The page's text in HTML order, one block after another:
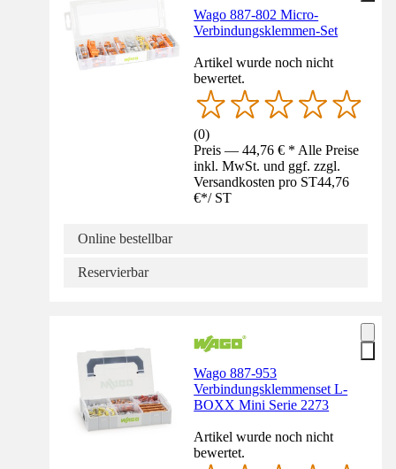
Wago 887-802 Micro-
Verbindungsklemmen-Set
Artikel wurde noch nicht
bewertet.
(0)
Preis — 44,76 € * Alle Preise
inkl. MwSt. und ggf. zzgl.
Versandkosten pro ST44,76
€*/ ST
Online bestellbar
Reservierbar
Wago 887-953
Verbindungsklemmenset L-
BOXX Mini Serie 2273
Artikel wurde noch nicht
bewertet.